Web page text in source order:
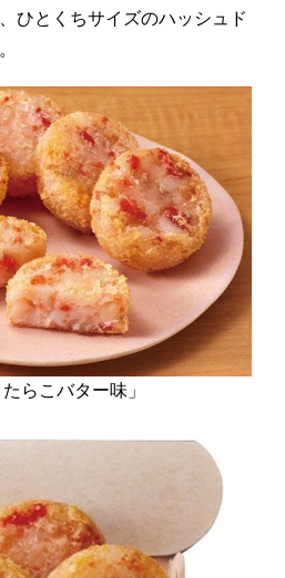
ひとくちサイズのハッシュド
らこバター味」